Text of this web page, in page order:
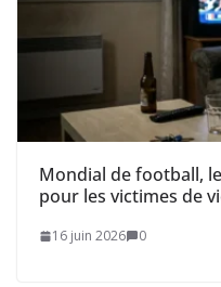
Mondial de football,
pour les victimes de
16 juin 2026 0